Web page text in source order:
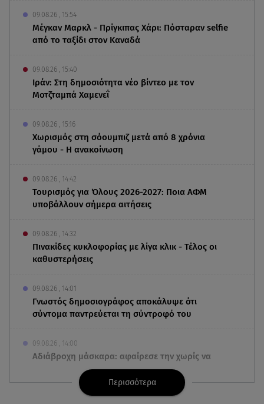
09.08.26 , 15:54
Μέγκαν Μαρκλ - Πρίγκιπας Χάρι: Πόσταραν selfie
από το ταξίδι στον Καναδά
09.08.26 , 15:40
Ιράν: Στη δημοσιότητα νέο βίντεο με τον
Μοτζταμπά Χαμενεΐ
09.08.26 , 15:16
Χωρισμός στη σόουμπιζ μετά από 8 χρόνια
γάμου - Η ανακοίνωση
09.08.26 , 14:42
Τουρισμός για Όλους 2026-2027: Ποια ΑΦΜ
υποβάλλουν σήμερα αιτήσεις
09.08.26 , 14:32
Πινακίδες κυκλοφορίας με λίγα κλικ - Τέλος οι
καθυστερήσεις
09.08.26 , 14:01
Γνωστός δημοσιογράφος αποκάλυψε ότι
σύντομα παντρεύεται τη σύντροφό του
09.08.26 , 14:00
Αδιάβροχη μάσκαρα: αφαίρεσε την χωρίς να
ταλαιπωρείς τις βλεφερίδες σου
Περισσότερα